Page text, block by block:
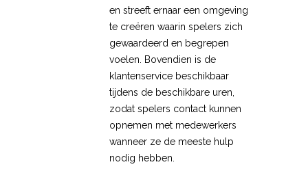
en streeft ernaar een omgeving
te creëren waarin spelers zich
gewaardeerd en begrepen
voelen. Bovendien is de
klantenservice beschikbaar
tijdens de beschikbare uren,
zodat spelers contact kunnen
opnemen met medewerkers
wanneer ze de meeste hulp
nodig hebben.